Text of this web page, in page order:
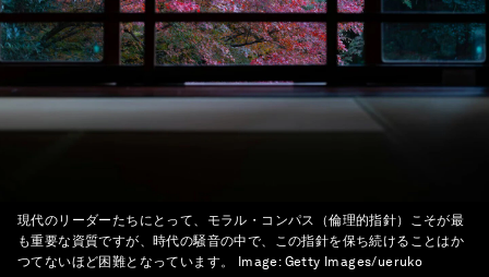
現代のリーダーたちにとって、モラル・コンパス（倫理的指針）こそが最
も重要な資質ですが、時代の騒音の中で、この指針を保ち続けることはか
つてないほど困難となっています。
Image: Getty Images/ueruko